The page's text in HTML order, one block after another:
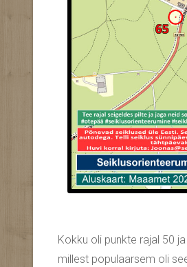
Kokku oli punkte rajal 50
millest populaarsem oli